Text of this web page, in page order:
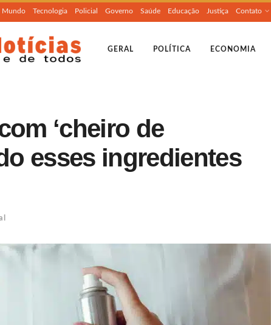
Mundo Tecnologia Policial Governo Saúde Educação Justiça Contato
GERAL POLÍTICA ECONOMIA
‘cheiro de
esses ingredientes